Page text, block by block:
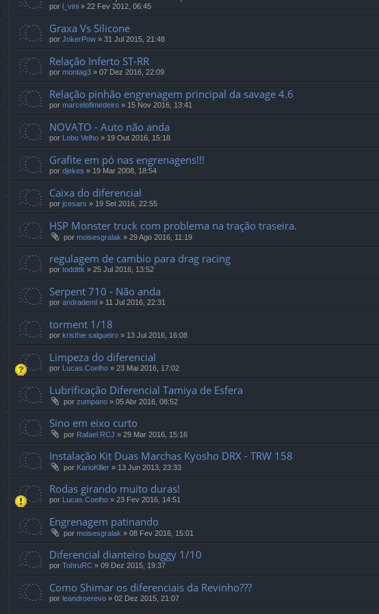
por l_vini » 22 Fev 2012, 06:45
Graxa Vs Silicone
por JokerPow » 31 Jul 2015, 21:48
Relação Inferto ST-RR
por montag3 » 07 Dez 2016, 22:09
Relação pinhão engrenagem principal da savage 4.6
por marceloflmedeiro » 15 Nov 2016, 13:41
NOVATO - Auto não anda
por Lobo Velho » 19 Out 2016, 15:18
Grafite em pó nas engrenagens!!!
por djekes » 19 Mar 2008, 18:54
Caixa do diferencial
por jcesars » 19 Set 2016, 22:55
HSP Monster truck com problema na tração traseira.
por moisesgralak » 29 Ago 2016, 11:19
regulagem de cambio para drag racing
por toddttk » 25 Jul 2016, 13:52
Serpent 710 - Não anda
por andrademl » 11 Jul 2016, 22:31
torment 1/18
por kristhie salgueiro » 13 Jul 2016, 16:08
Limpeza do diferencial
por Lucas.Coelho » 23 Mai 2016, 17:02
Lubrificação Diferencial Tamiya de Esfera
por zumpano » 05 Abr 2016, 08:52
Sino em eixo curto
por Rafael RCJ » 29 Mar 2016, 15:16
Instalação Kit Duas Marchas Kyosho DRX - TRW 158
por KarioKiller » 13 Jun 2013, 23:33
Rodas girando muito duras!
por Lucas.Coelho » 23 Fev 2016, 14:51
Engrenagem patinando
por moisesgralak » 08 Fev 2016, 15:01
Diferencial dianteiro buggy 1/10
por TohruRC » 09 Dez 2015, 19:37
Como Shimar os diferenciais da Revinho???
por leandroerevo » 02 Dez 2015, 21:07